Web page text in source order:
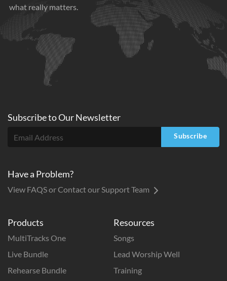
what really matters.
Products
MultiTracks One
Live Bundle
Rehearse Bundle
Resources
Songs
Lead Worship Well
Training
Subscribe toOurNewsletter
Subscribe
Have a Problem?
View FAQS or Contact our Support Team